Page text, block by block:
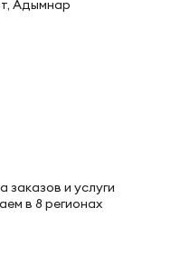
Адымнар
заказов и услуги
в 8 регионах